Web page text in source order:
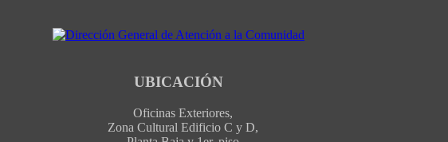
UBICACIÓN
Oficinas Exteriores,
Zona Cultural Edificio C y D,